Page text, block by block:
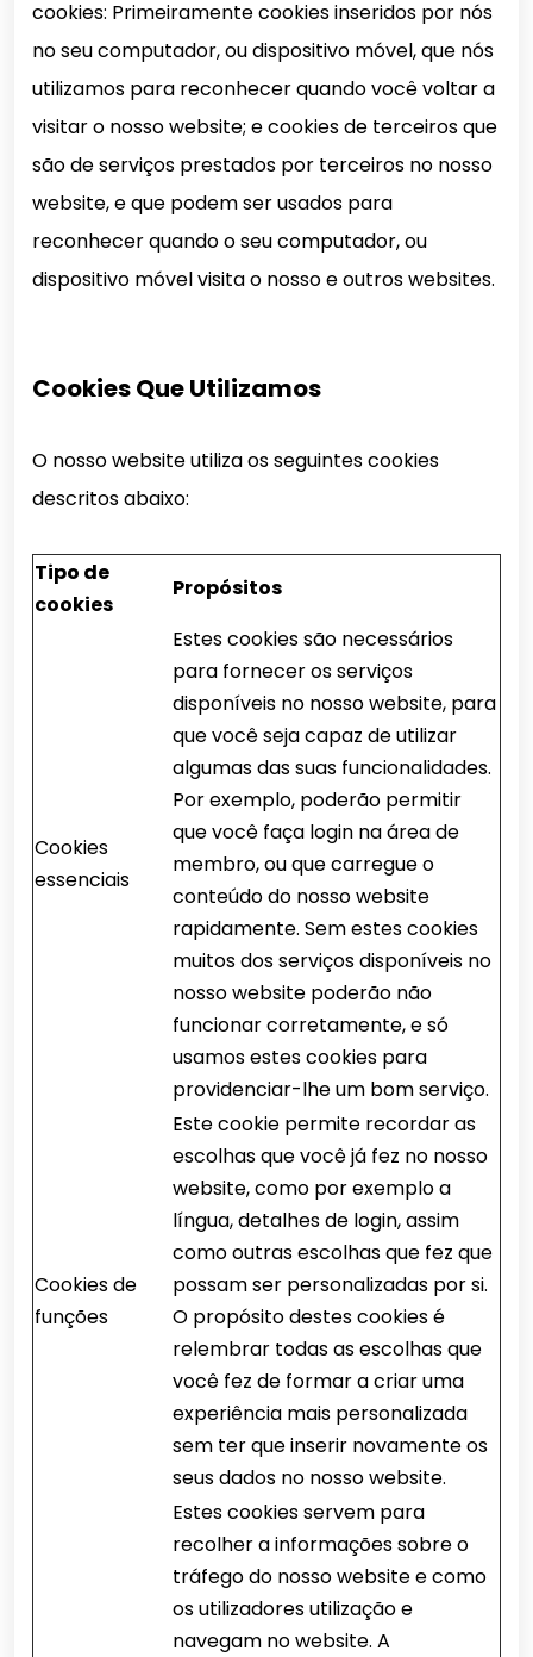
cookies: Primeiramente cookies inseridos por nós
no seu computador, ou dispositivo móvel, que nós
utilizamos para reconhecer quando você voltar a
visitar o nosso website; e cookies de terceiros que
são de serviços prestados por terceiros no nosso
website, e que podem ser usados para
reconhecer quando o seu computador, ou
dispositivo móvel visita o nosso e outros websites.
Cookies Que Utilizamos
O nosso website utiliza os seguintes cookies
descritos abaixo:
Tipo de
cookies
Propósitos
Cookies
essenciais
Estes cookies são necessários
para fornecer os serviços
disponíveis no nosso website, para
que você seja capaz de utilizar
algumas das suas funcionalidades.
Por exemplo, poderão permitir
que você faça login na área de
membro, ou que carregue o
conteúdo do nosso website
rapidamente. Sem estes cookies
muitos dos serviços disponíveis no
nosso website poderão não
funcionar corretamente, e só
usamos estes cookies para
providenciar-lhe um bom serviço.
Cookies de
funções
Este cookie permite recordar as
escolhas que você já fez no nosso
website, como por exemplo a
língua, detalhes de login, assim
como outras escolhas que fez que
possam ser personalizadas por si.
O propósito destes cookies é
relembrar todas as escolhas que
você fez de formar a criar uma
experiência mais personalizada
sem ter que inserir novamente os
seus dados no nosso website.
Estes cookies servem para
recolher a informações sobre o
tráfego do nosso website e como
os utilizadores utilização e
navegam no website. A